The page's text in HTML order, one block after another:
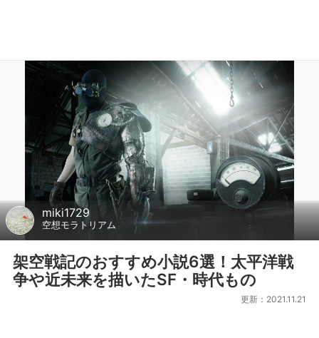
miki1729
空想モラトリアム
架空戦記のおすすめ小説6選！太平洋戦
争や近未来を描いたSF・時代もの
更新：2021.11.21